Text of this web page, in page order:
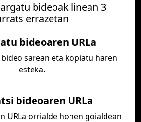
bideoak linean 3
errazetan
bideoaren URLa
sarean eta kopiatu haren
esteka.
bideoaren URLa
URLa orrialde honen goialdean